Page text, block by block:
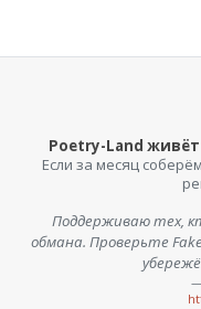
Poetry-Land
Если за месяц
Поддерживаю тех,
обмана. Проверьте